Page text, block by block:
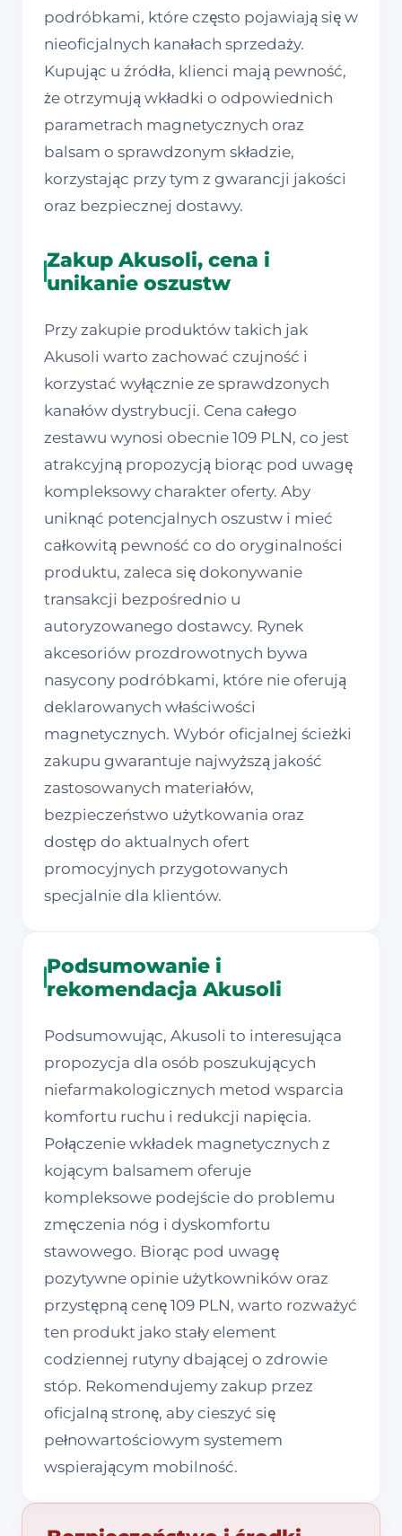
podróbkami, które często pojawiają się w
nieoficjalnych kanałach sprzedaży.
Kupując u źródła, klienci mają pewność,
że otrzymują wkładki o odpowiednich
parametrach magnetycznych oraz
balsam o sprawdzonym składzie,
korzystając przy tym z gwarancji jakości
oraz bezpiecznej dostawy.
Zakup Akusoli, cena i
unikanie oszustw
Przy zakupie produktów takich jak
Akusoli warto zachować czujność i
korzystać wyłącznie ze sprawdzonych
kanałów dystrybucji. Cena całego
zestawu wynosi obecnie 109 PLN, co jest
atrakcyjną propozycją biorąc pod uwagę
kompleksowy charakter oferty. Aby
uniknąć potencjalnych oszustw i mieć
całkowitą pewność co do oryginalności
produktu, zaleca się dokonywanie
transakcji bezpośrednio u
autoryzowanego dostawcy. Rynek
akcesoriów prozdrowotnych bywa
nasycony podróbkami, które nie oferują
deklarowanych właściwości
magnetycznych. Wybór oficjalnej ścieżki
zakupu gwarantuje najwyższą jakość
zastosowanych materiałów,
bezpieczeństwo użytkowania oraz
dostęp do aktualnych ofert
promocyjnych przygotowanych
specjalnie dla klientów.
Podsumowanie i
rekomendacja Akusoli
Podsumowując, Akusoli to interesująca
propozycja dla osób poszukujących
niefarmakologicznych metod wsparcia
komfortu ruchu i redukcji napięcia.
Połączenie wkładek magnetycznych z
kojącym balsamem oferuje
kompleksowe podejście do problemu
zmęczenia nóg i dyskomfortu
stawowego. Biorąc pod uwagę
pozytywne opinie użytkowników oraz
przystępną cenę 109 PLN, warto rozważyć
ten produkt jako stały element
codziennej rutyny dbającej o zdrowie
stóp. Rekomendujemy zakup przez
oficjalną stronę, aby cieszyć się
pełnowartościowym systemem
wspierającym mobilność.